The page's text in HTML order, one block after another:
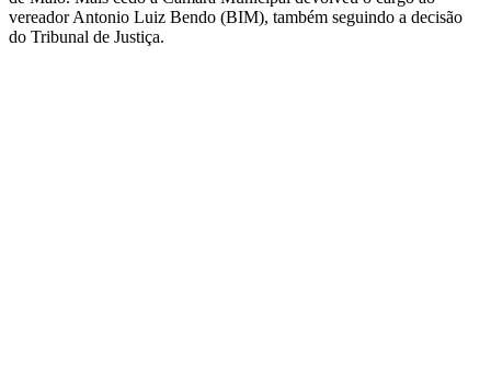
vereador Antonio Luiz Bendo (BIM), também seguindo a decisão
do Tribunal de Justiça.